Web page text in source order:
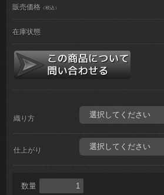
販売価格 （税込）
在庫状態
織り方
仕上がり
数量